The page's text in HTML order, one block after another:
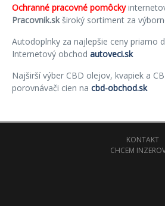
Ochranné pracovné pomôcky
Pracovnik.skširoký sortiment za
Autodoplnky za najlepšie ceny priamo
Internetový obchod autoveci.sk
Najširší výber CBD olejov, kvapiek a
porovnávači cien na cbd-obchod.sk
KONTAKT
CHCEM